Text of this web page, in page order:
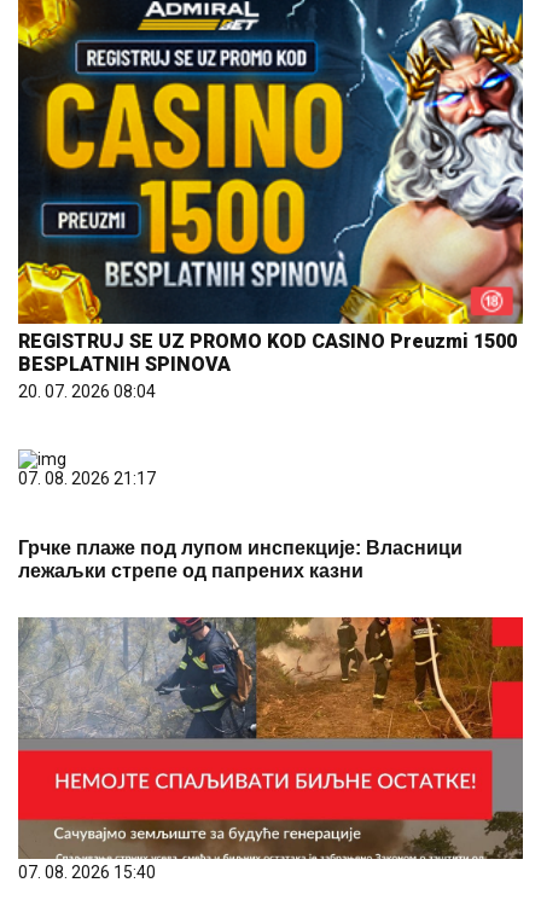
REGISTRUJ SE UZ PROMO KOD CASINO Preuzmi 1500
BESPLATNIH SPINOVA
20. 07. 2026 08:04
07. 08. 2026 21:17
Грчке плаже под лупом инспекције: Власници
лежаљки стрепе од папрених казни
07. 08. 2026 15:40